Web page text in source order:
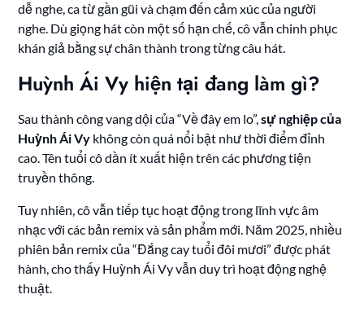
dễ nghe, ca từ gần gũi và chạm đến cảm xúc của người
nghe. Dù giọng hát còn một số hạn chế, cô vẫn chinh phục
khán giả bằng sự chân thành trong từng câu hát.
Huỳnh Ái Vy hiện tại đang làm gì?
Sau thành công vang dội của “Về đây em lo”,sự nghiệp của
Huỳnh Ái Vy không còn quá nổi bật như thời điểm đỉnh
cao. Tên tuổi cô dần ít xuất hiện trên các phương tiện
truyền thông.
Tuy nhiên, cô vẫn tiếp tục hoạt động trong lĩnh vực âm
nhạc với các bản remix và sản phẩm mới. Năm 2025, nhiều
phiên bản remix của “Đắng cay tuổi đôi mươi” được phát
hành, cho thấy Huỳnh Ái Vy vẫn duy trì hoạt động nghệ
thuật.